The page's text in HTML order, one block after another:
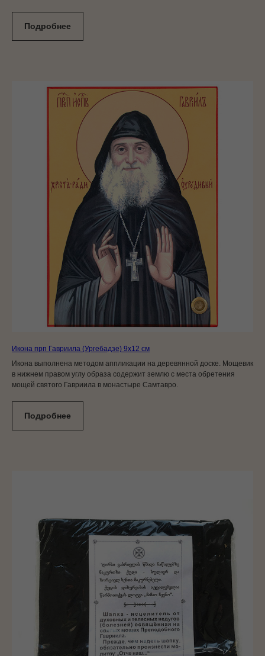
Подробнее
Икона прп Гавриила (Ургебадзе) 9x12 см
Икона выполнена методом аппликации на деревянной доске. Мощевик
в нижнем правом углу образа содержит землю с места обретения
мощей святого Гавриила в монастыре Самтавро.
Подробнее